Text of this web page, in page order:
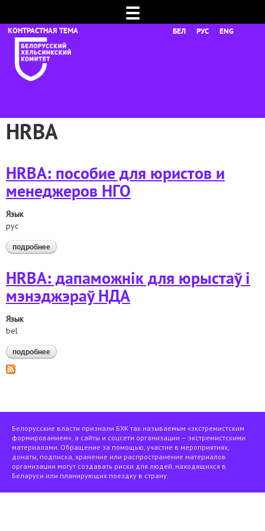
☰
БЕЛ РУС ENG
HRBA
HRBA: пособие для юристов и
менеджеров НГО
Язык
рус
подробнее о hrba: пособие для юристов и менеджеров нго
HRBA: дапаможнік для юрыстаў і
мэнэджэраў НДА
Язык
bel
подробнее о hrba: дапаможнік для юрыстаў і мэнэджэраў нда
Белорусские власти признали БХК так называемым «экстремистским
формированием», а сайты и соцсети организации — экстремистскими
материалами. Обращение за помощью, участие в мероприятиях,
донаты, подписка, хранение или распространение материалов
организации могут создавать риски для людей, находящихся в
Беларуси или планирующих поездку в страну.